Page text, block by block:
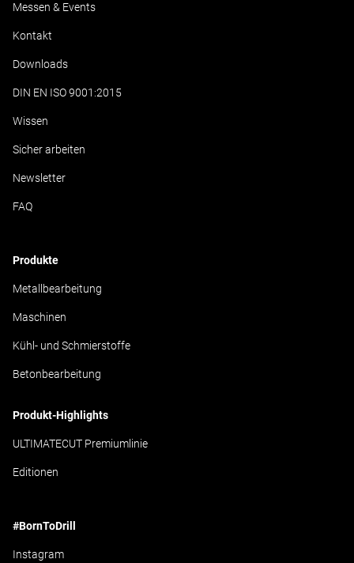
Messen & Events
Kontakt
Downloads
DIN EN ISO 9001:2015
Wissen
Sicher arbeiten
Newsletter
FAQ
Produkte
Metallbearbeitung
Maschinen
Kühl- und Schmierstoffe
Betonbearbeitung
Produkt-Highlights
ULTIMATECUT Premiumlinie
Editionen
#BornToDrill
Instagram